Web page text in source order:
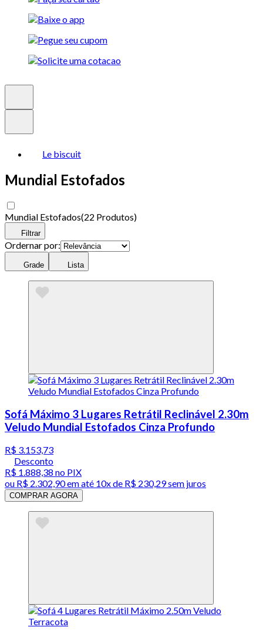
Le biscuit
Mundial Estofados
Mundial Estofados(22 Produtos)
Filtrar
Ordernar por:
Grade Lista
Sofá Máximo 3 Lugares Retrátil Reclinável 2.30m
Veludo Mundial Estofados Cinza Profundo
R$ 3.153,73
Desconto
R$ 1.888,38 no PIX
ou R$ 2.302,90em até 10x de R$ 230,29 sem juros
COMPRAR AGORA